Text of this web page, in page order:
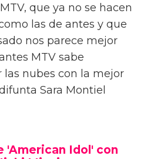
que ya no se hacen
las de antes y que
nos parece mejor
MTV sabe
las nubes con la mejor
Sara Montiel
'American Idol' con